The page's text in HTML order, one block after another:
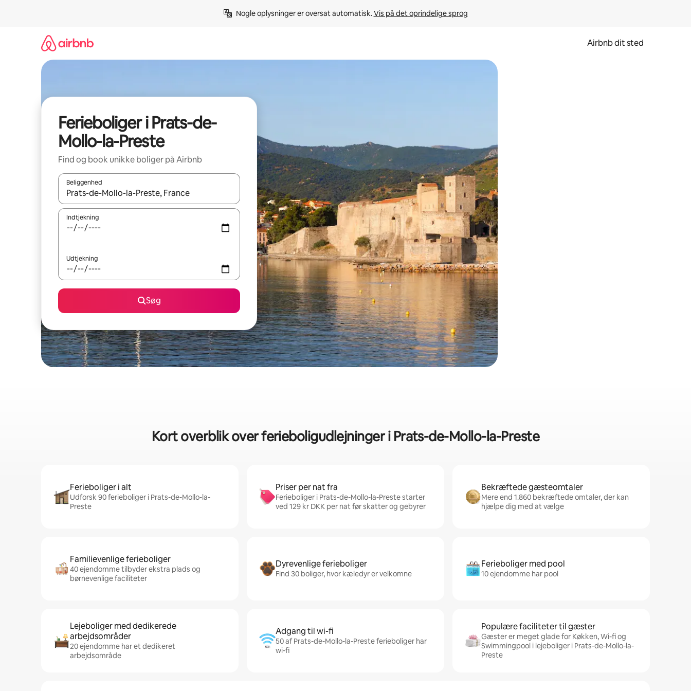
Nogle oplysninger er oversat automatisk. Vis på det oprindelige sprog
Airbnb dit sted
Ferieboliger i Prats-de-
Mollo-la-Preste
Find og book unikke boliger på Airbnb
Beliggenhed
Når resultaterne er tilgængelige, skal du navigere med piletasterne op og ned eller se mere ved at trykke eller stryge.
Indtjekning
Udtjekning
Søg
Kort overblik over ferieboligudlejninger i Prats-de-Mollo-la-Preste
Ferieboliger i alt
Udforsk 90 ferieboliger i Prats-de-Mollo-la-
Preste
Priser per nat fra
Ferieboliger i Prats-de-Mollo-la-Preste starter
ved 129 kr DKK per nat før skatter og gebyrer
Bekræftede gæsteomtaler
Mere end 1.860 bekræftede omtaler, der kan
hjælpe dig med at vælge
Familievenlige ferieboliger
40 ejendomme tilbyder ekstra plads og
børnevenlige faciliteter
Dyrevenlige ferieboliger
Find 30 boliger, hvor kæledyr er velkomne
Ferieboliger med pool
10 ejendomme har pool
Lejeboliger med dedikerede
arbejdsområder
20 ejendomme har et dedikeret
arbejdsområde
Adgang til wi-fi
50 af Prats-de-Mollo-la-Preste ferieboliger har
wi-fi
Populære faciliteter til gæster
Gæster er meget glade for Køkken, Wi-fi og
Swimmingpool i lejeboliger i Prats-de-Mollo-la-
Preste